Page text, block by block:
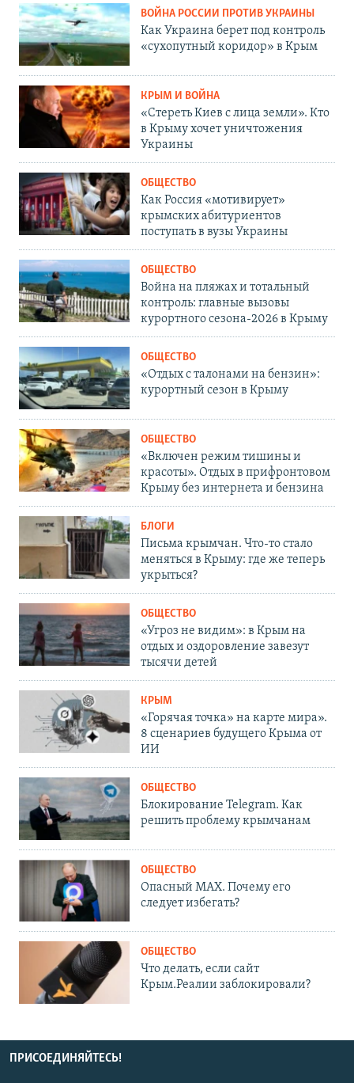
ВОЙНА РОССИИ ПРОТИВ УКРАИНЫ
Как Украина берет под контроль
«сухопутный коридор» в Крым
КРЫМ И ВОЙНА
«Стереть Киев с лица земли». Кто
в Крыму хочет уничтожения
Украины
ОБЩЕСТВО
Как Россия «мотивирует»
крымских абитуриентов
поступать в вузы Украины
ОБЩЕСТВО
Война на пляжах и тотальный
контроль: главные вызовы
курортного сезона-2026 в Крыму
ОБЩЕСТВО
«Отдых с талонами на бензин»:
курортный сезон в Крыму
ОБЩЕСТВО
«Включен режим тишины и
красоты». Отдых в прифронтовом
Крыму без интернета и бензина
БЛОГИ
Письма крымчан. Что-то стало
меняться в Крыму: где же теперь
укрыться?
ОБЩЕСТВО
«Угроз не видим»: в Крым на
отдых и оздоровление завезут
тысячи детей
КРЫМ
«Горячая точка» на карте мира».
8 сценариев будущего Крыма от
ИИ
ОБЩЕСТВО
Блокирование Telegram. Как
решить проблему крымчанам
ОБЩЕСТВО
Опасный MAX. Почему его
следует избегать?
ОБЩЕСТВО
Что делать, если сайт
Крым.Реалии заблокировали?
ПРИСОЕДИНЯЙТЕСЬ!